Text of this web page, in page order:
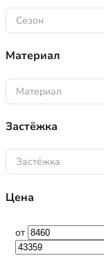
Сезон
Материал
Материал
Застёжка
Застёжка
Цена
от